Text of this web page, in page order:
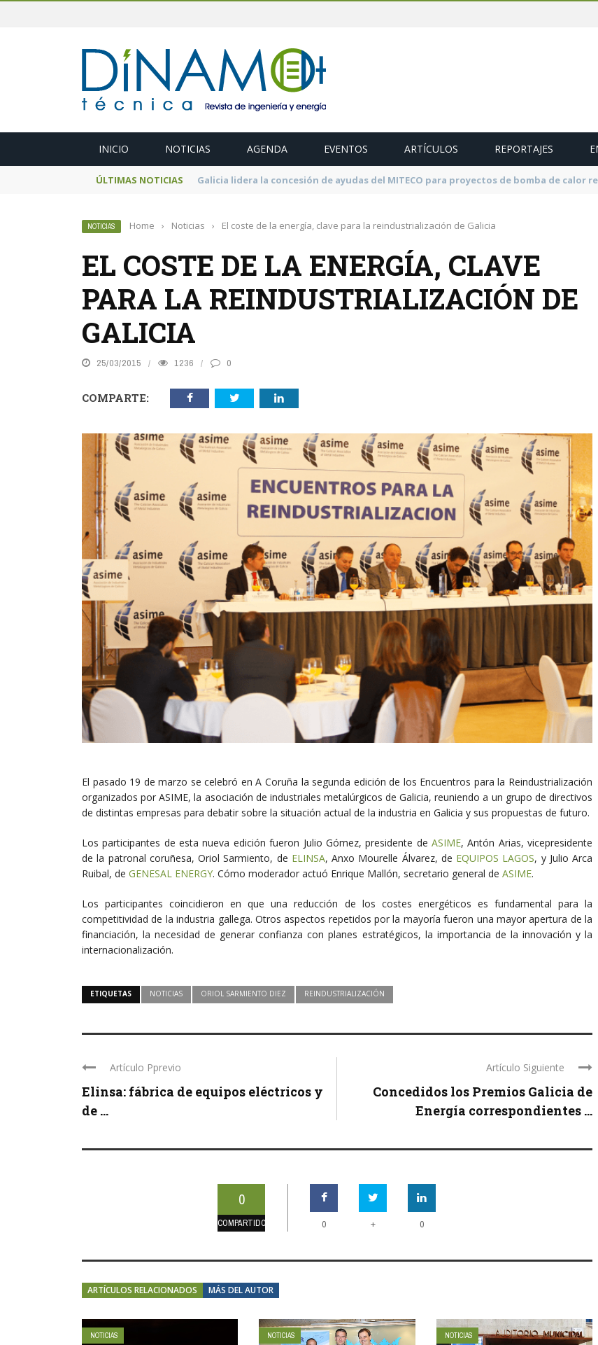
INICIO NOTICIAS AGENDA EVENTOS ARTÍCULOS REPORTAJES
ÚLTIMAS NOTICIAS El MITECO prepara una subasta de 600 MW de cogeneración de alta eficiencia para
NOTICIAS Home › Noticias › El coste de la energía, clave para la reindustrialización de Galicia
EL COSTE DE LA ENERGÍA, CLAVE
PARA LA REINDUSTRIALIZACIÓN DE
GALICIA
25/03/2015 1236 0
COMPARTE:
El pasado 19 de marzo se celebró en A Coruña la segunda edición de los Encuentros para la Reindustrialización
organizados por ASIME, la asociación de industriales metalúrgicos de Galicia, reuniendo a un grupo de directivos
de distintas empresas para debatir sobre la situación actual de la industria en Galicia y sus propuestas de futuro.
Los participantes de esta nueva edición fueron Julio Gómez, presidente de ASIME, Antón Arias, vicepresidente
de la patronal coruñesa, Oriol Sarmiento, de ELINSA, Anxo Mourelle Álvarez, de EQUIPOS LAGOS, y Julio Arca
Ruibal, de GENESAL ENERGY. Cómo moderador actuó Enrique Mallón, secretario general de ASIME.
Los participantes coincidieron en que una reducción de los costes energéticos es fundamental para la
competitividad de la industria gallega. Otros aspectos repetidos por la mayoría fueron una mayor apertura de la
financiación, la necesidad de generar confianza con planes estratégicos, la importancia de la innovación y la
internacionalización.
ETIQUETAS NOTICIAS ORIOL SARMIENTO DIEZ REINDUSTRIALIZACIÓN
Artículo Pprevio
Elinsa: fábrica de equipos eléctricos y
de ...
Artículo Siguiente
Concedidos los Premios Galicia de
Energía correspondientes ...
0
COMPARTIDOS 0 + 0
ARTÍCULOS RELACIONADOS MÁS DEL AUTOR
NOTICIAS NOTICIAS NOTICIAS